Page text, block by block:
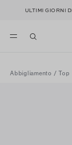
ULTIMI GIORNI
Abbigliamento / Top